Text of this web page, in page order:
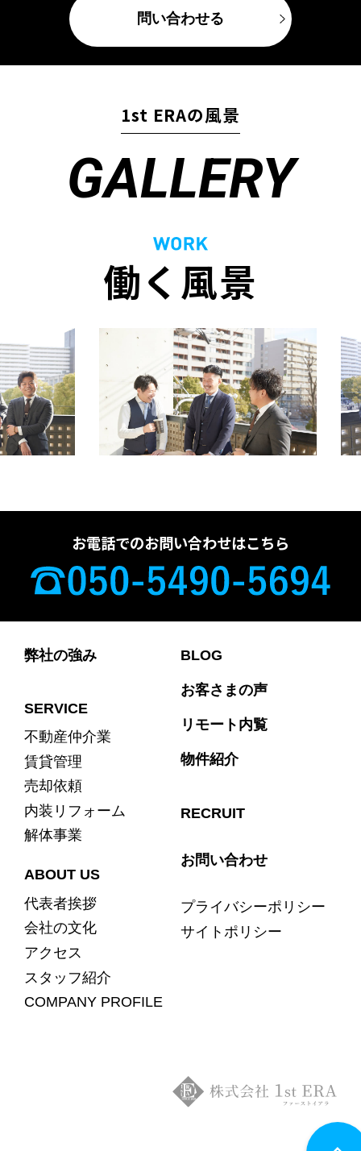
問い合わせる
1st ERAの風景
GALLERY
働く風景
お電話でのお問い合わせはこちら
弊社の強み
SERVICE
不動産仲介業
賃貸管理
売却依頼
内装リフォーム
解体事業
ABOUT US
代表者挨拶
会社の文化
アクセス
スタッフ紹介
COMPANY PROFILE
BLOG
お客さまの声
リモート内覧
物件紹介
RECRUIT
お問い合わせ
プライバシーポリシー
サイトポリシー